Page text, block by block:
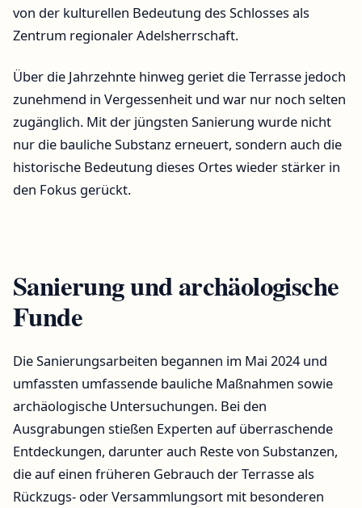
von der kulturellen Bedeutung des Schlosses als
Zentrum regionaler Adelsherrschaft.
Über die Jahrzehnte hinweg geriet die Terrasse jedoch
zunehmend in Vergessenheit und war nur noch selten
zugänglich. Mit der jüngsten Sanierung wurde nicht
nur die bauliche Substanz erneuert, sondern auch die
historische Bedeutung dieses Ortes wieder stärker in
den Fokus gerückt.
Sanierung und archäologische
Funde
Die Sanierungsarbeiten begannen im Mai 2024 und
umfassten umfassende bauliche Maßnahmen sowie
archäologische Untersuchungen. Bei den
Ausgrabungen stießen Experten auf überraschende
Entdeckungen, darunter auch Reste von Substanzen,
die auf einen früheren Gebrauch der Terrasse als
Rückzugs- oder Versammlungsort mit besonderen